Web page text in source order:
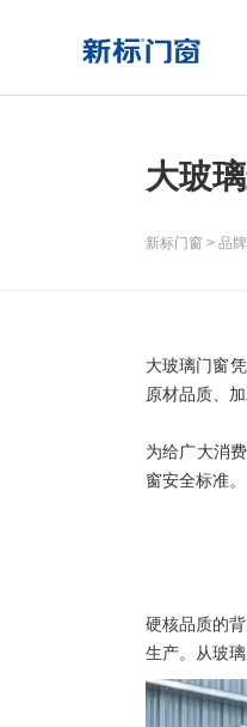
大玻
新标门窗 > 品
大玻璃门窗
原材品质、
为给广大消
窗安全标准。
硬核品质的
生产。从玻